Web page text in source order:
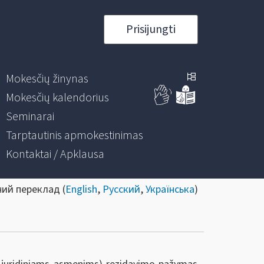
Prisijungti
Mokesčių žinynas
Mokesčių kalendorius
Seminarai
Tarptautinis apmokestinimas
Kontaktai / Apklausa
переклад (English, Русский,Українська)